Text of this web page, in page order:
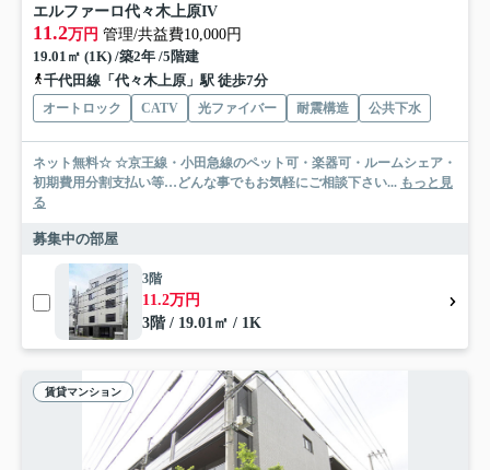
エルファーロ代々木上原IV
11.2万円 管理/共益費10,000円
19.01㎡ (1K) /築2年 /5階建
千代田線「代々木上原」駅 徒歩7分
オートロック CATV 光ファイバー 耐震構造 公共下水
ネット無料☆ ☆京王線・小田急線のペット可・楽器可・ルームシェア・
初期費用分割支払い等…どんな事でもお気軽にご相談下さい... もっと見
る
募集中の部屋
3階
11.2万円
3階 / 19.01㎡ / 1K
賃貸マンション